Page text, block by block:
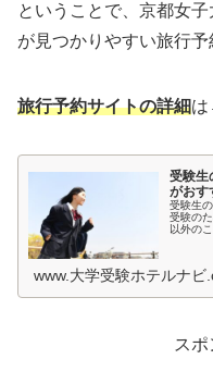
ということで、京都女
が見つかりやすい旅行予
旅行予約サイトの詳細
受験生
がおす
受験生
受験の
以外の
www.大学受験ホテルナビ
スポ